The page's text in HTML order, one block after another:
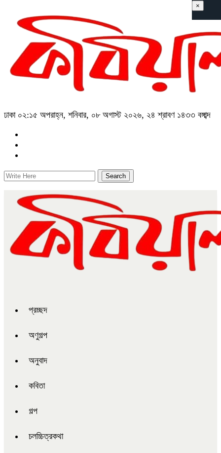
ঢাকা ০২:১৫ অপরাহ্ন, শনিবার, ০৮ অগাস্ট ২০২৬, ২৪ শ্রাবণ ১৪৩৩ বঙ্গাব্দ
প্রচ্ছদ
অণুগল্প
অনুবাদ
কবিতা
গল্প
চলচ্চিত্রকথা
×